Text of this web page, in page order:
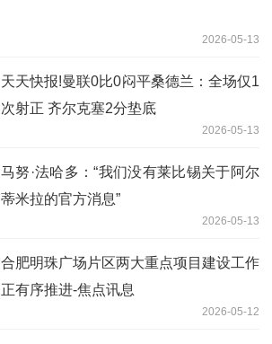
2026-05-13
天天快报!曼联0比0闷平桑德兰：全场仅1
次射正 齐尔克塞2分垫底
2026-05-13
马努·法哈多：“我们没有莱比锡关于阿尔
蒂米拉的官方消息”
2026-05-13
合肥明珠广场片区两大重点项目建设工作
正有序推进-焦点讯息
2026-05-12